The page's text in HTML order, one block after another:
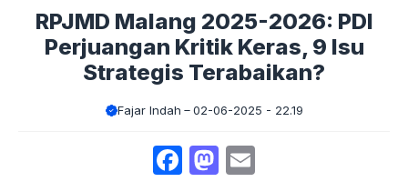
RPJMD Malang 2025-2026: PDI
Perjuangan Kritik Keras, 9 Isu
Strategis Terabaikan?
Fajar Indah 02-06-2025 - 22.19
Facebook
Mastodon